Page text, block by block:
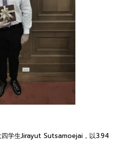
四学生Jirayut Sutsamoejai，以3.94